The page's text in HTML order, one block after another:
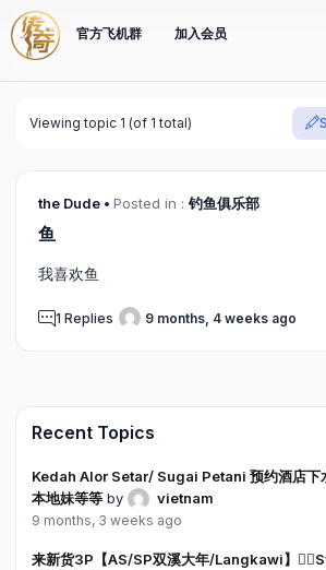
官方飞机群 加入会员
Viewing topic 1 (of 1 total)
the Dude • Posted in : 钓鱼俱乐部
鱼
我喜欢鱼
1 Replies 9 months, 4 weeks ago
Recent Topics
Kedah Alor Setar/ Sugai Petani 预约酒店下
本地妹等等 by vietnam
9 months, 3 weeks ago
来新货3P【AS/SP双溪大年/Langkawi】